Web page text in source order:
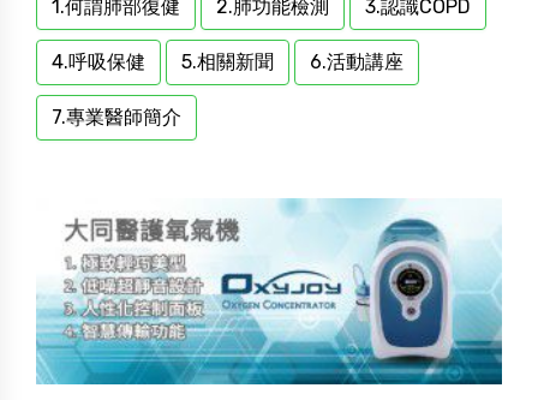
1.何謂肺部復健 2.肺功能檢測 3.認識COPD
4.呼吸保健 5.相關新聞 6.活動講座
7.專業醫師簡介